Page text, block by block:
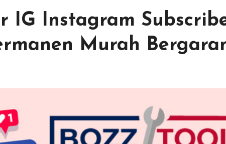
IG Instagram
Murah